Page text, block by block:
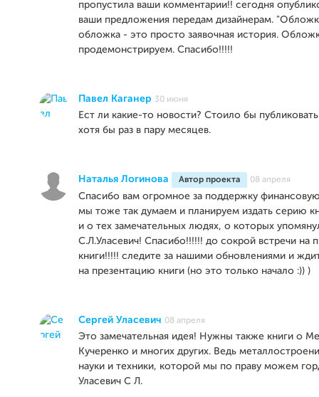
пропустила ваши комментарии!! сегодня
ваши предложения передам дизайнерам.
обложка - это просто заявочная история.
продемонстрируем. Спасибо!!!!!
Павел Каганер 30 июня
Ест ли какие-то новости? Стоило бы
хотя бы раз в пару месяцев.
Наталья Логинова Автор проекта 08 апреля
Спасибо вам огромное за поддержку
мы тоже так думаем и планируем издать серию
и о тех замечательных людях, о которых
С.Л.Уласевич! Спасибо!!!!!! до сокрой встречи на
книги!!!!! следите за нашими обновлениями и
на презентацию книги (но это только начало :)) )
Сергей Уласевич 08 апреля
Это замечательная идея! Нужны также книги о
Кучеренко и многих других. Ведь
науки и техники, которой мы по праву можем
Уласевич С Л.